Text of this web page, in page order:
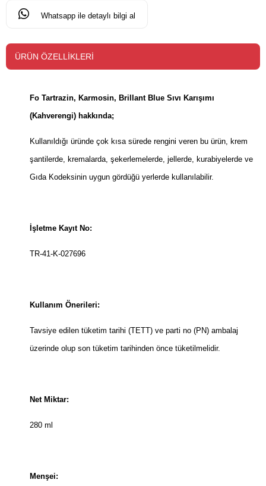
Whatsapp ile detaylı bilgi al
ÜRÜN ÖZELLIKLERI
Fo Tartrazin, Karmosin, Brillant Blue Sıvı Karışımı
(Kahverengi) hakkında;
Kullanıldığı üründe çok kısa sürede rengini veren bu ürün, krem
şantilerde, kremalarda, şekerlemelerde, jellerde, kurabiyelerde ve
Gıda Kodeksinin uygun gördüğü yerlerde kullanılabilir.
İşletme Kayıt No:
TR-41-K-027696
Kullanım Önerileri:
Tavsiye edilen tüketim tarihi (TETT) ve parti no (PN) ambalaj
üzerinde olup son tüketim tarihinden önce tüketilmelidir.
Net Miktar:
280 ml
Menşei: